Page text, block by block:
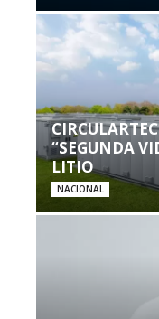
“SEGUNDA
LITIO
NACIONAL